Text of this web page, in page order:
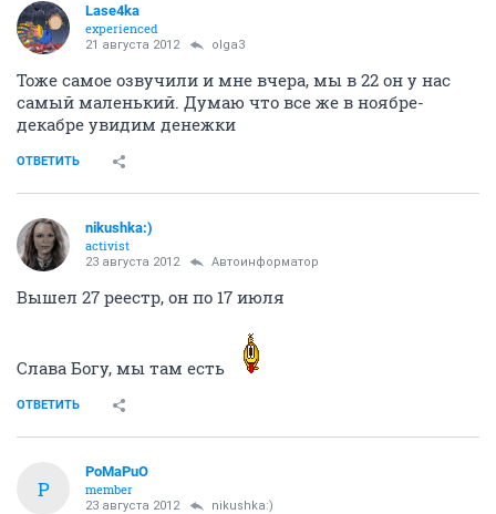
Lase4ka
experienced
21 августа 2012 olga3
Тоже самое озвучили и мне вчера, мы в 22 он у нас
самый маленький. Думаю что все же в ноябре-
декабре увидим денежки
ОТВЕТИТЬ
nikushka:)
activist
23 августа 2012 Автоинформатор
Вышел 27 реестр, он по 17 июля
Слава Богу, мы там есть
ОТВЕТИТЬ
P
PoMaPuO
member
23 августа 2012 nikushka:)